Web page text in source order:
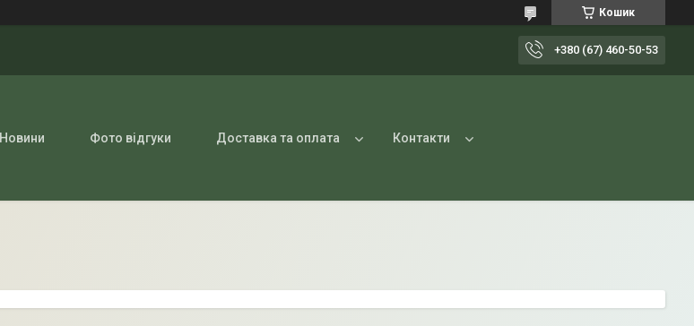
Кошик
+380 (67) 460-50-53
Новини Фото відгуки Доставка та оплата Контакти